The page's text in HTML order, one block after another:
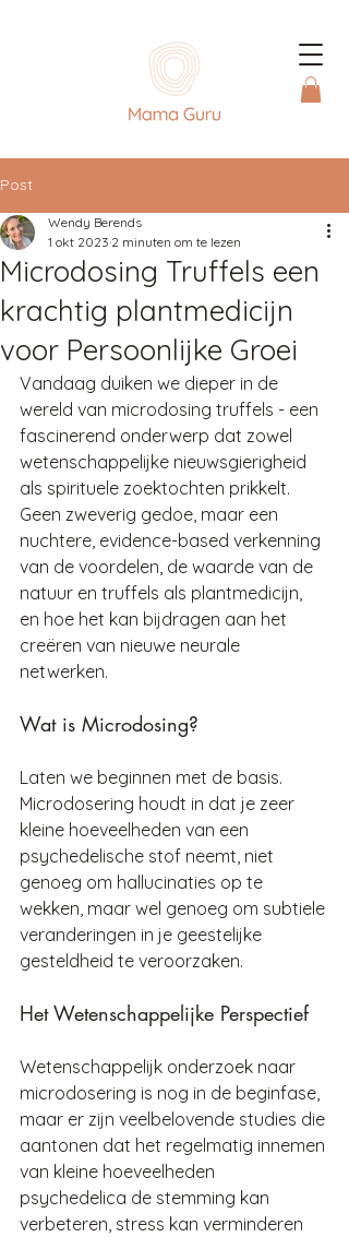
Post
Microdosing Truffels een
krachtig plantmedicijn
voor Persoonlijke Groei
Wendy Berends
1 okt 2023 2 minuten om te lezen
Vandaag duiken we dieper in de
wereld van microdosing truffels - een
fascinerend onderwerp dat zowel
wetenschappelijke nieuwsgierigheid
als spirituele zoektochten prikkelt.
Geen zweverig gedoe, maar een
nuchtere, evidence-based verkenning
van de voordelen, de waarde van de
natuur en truffels als plantmedicijn,
en hoe het kan bijdragen aan het
creëren van nieuwe neurale
netwerken.
Wat is Microdosing?
Laten we beginnen met de basis.
Microdosering houdt in dat je zeer
kleine hoeveelheden van een
psychedelische stof neemt, niet
genoeg om hallucinaties op te
wekken, maar wel genoeg om subtiele
veranderingen in je geestelijke
gesteldheid te veroorzaken.
Het Wetenschappelijke Perspectief
Wetenschappelijk onderzoek naar
microdosering is nog in de beginfase,
maar er zijn veelbelovende studies die
aantonen dat het regelmatig innemen
van kleine hoeveelheden
psychedelica de stemming kan
verbeteren, stress kan verminderen